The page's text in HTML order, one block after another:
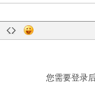
您需要登录